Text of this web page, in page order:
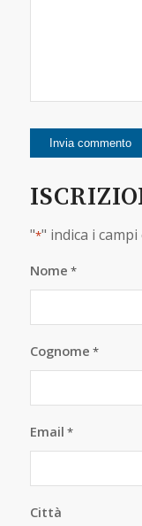
"*" indica i
Nome *
Cognome *
Email *
Città